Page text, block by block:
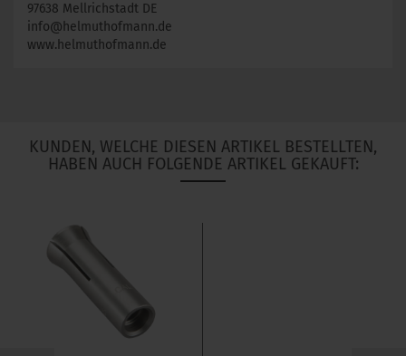
97638 Mellrichstadt DE
info@helmuthofmann.de
www.helmuthofmann.de
KUNDEN, WELCHE DIESEN ARTIKEL BESTELLTEN,
HABEN AUCH FOLGENDE ARTIKEL GEKAUFT: